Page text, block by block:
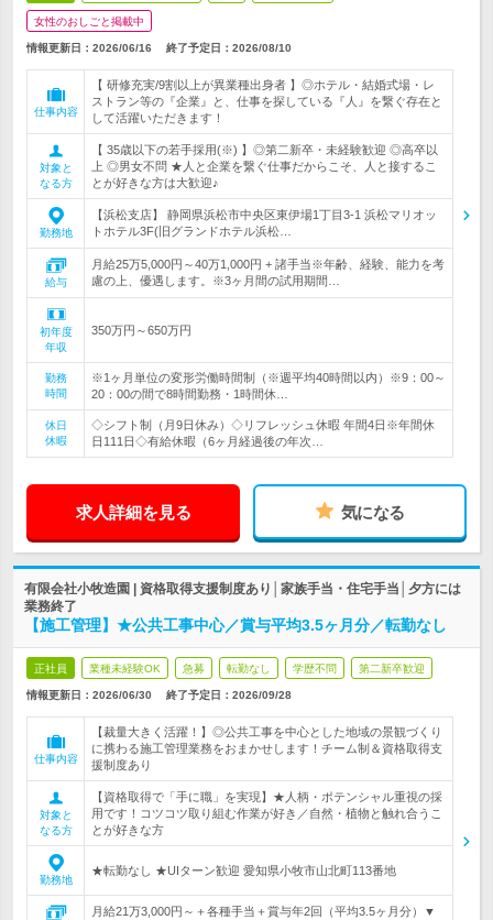
女性のおしごと掲載中
情報更新日：2026/06/16 終了予定日： 2026/08/10
仕事内容
【 研修充実/9割以上が異業種出身者 】◎ホテル・結婚式場・レ
ストラン等の『企業』と、仕事を探している『人』を繋ぐ存在と
して活躍いただきます！
対象と
なる方
【 35歳以下の若手採用(※) 】◎第二新卒・未経験歓迎 ◎高卒以
上 ◎男女不問 ★人と企業を繋ぐ仕事だからこそ、人と接するこ
とが好きな方は大歓迎♪
勤務地
【浜松支店】 静岡県浜松市中央区東伊場1丁目3-1 浜松マリオッ
トホテル3F(旧グランドホテル浜松…
給与
月給25万5,000円～40万1,000円 + 諸手当※年齢、経験、能力を考
慮の上、優遇します。※3ヶ月間の試用期間…
初年度
年収
350万円～650万円
勤務
時間
※1ヶ月単位の変形労働時間制（※週平均40時間以内）※9：00～
20：00の間で8時間勤務・1時間休…
休日
休暇
◇シフト制（月9日休み）◇リフレッシュ休暇 年間4日※年間休
日111日◇有給休暇（6ヶ月経過後の年次…
求人詳細を見る 気になる
有限会社小牧造園 | 資格取得支援制度あり│家族手当・住宅手当│夕方には
業務終了
【施工管理】★公共工事中心／賞与平均3.5ヶ月分／転勤なし
正社員 業種未経験OK 急募 転勤なし 学歴不問 第二新卒歓迎
情報更新日：2026/06/30 終了予定日： 2026/09/28
仕事内容
【裁量大きく活躍！】◎公共工事を中心とした地域の景観づくり
に携わる施工管理業務をおまかせします！チーム制＆資格取得支
援制度あり
対象と
なる方
【資格取得で「手に職」を実現】★人柄・ポテンシャル重視の採
用です！コツコツ取り組む作業が好き／自然・植物と触れ合うこ
とが好きな方
勤務地
★転勤なし ★UIターン歓迎 愛知県小牧市山北町113番地
月給21万3,000円～＋各種手当＋賞与年2回（平均3.5ヶ月分）▼